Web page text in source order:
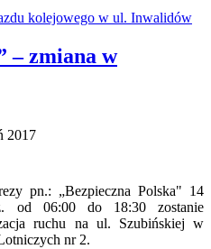
kolejowego w ul. Inwalidów
– zmiana w
2017
pn.: „Bezpieczna Polska" 14
od 06:00 do 18:30 zostanie
ruchu na ul. Szubińskiej w
nr 2.